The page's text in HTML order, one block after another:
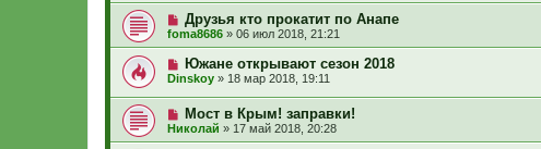
Друзья кто прокатит по Анапе
foma8686 » 06 июл 2018, 21:21
Южане открывают сезон 2018
Dinskoy » 18 мар 2018, 19:11
Мост в Крым! заправки!
Николай » 17 май 2018, 20:28